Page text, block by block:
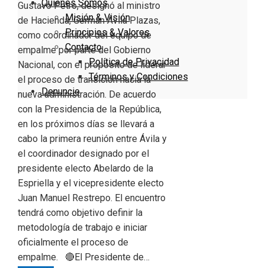
Quienes Somos
Misión & Visión
Principios & Valores
Contacto
Política de Privacidad
Términos y Condiciones
Denuncie
Gustavo Petro, designó al ministro
de Hacienda, Germán Ávila Plazas,
como coordinador del equipo de
empalme por parte del Gobierno
Nacional, con el propósito de liderar
el proceso de transición hacia la
nueva administración. De acuerdo
con la Presidencia de la República,
en los próximos días se llevará a
cabo la primera reunión entre Ávila y
el coordinador designado por el
presidente electo Abelardo de la
Espriella y el vicepresidente electo
Juan Manuel Restrepo. El encuentro
tendrá como objetivo definir la
metodología de trabajo e iniciar
oficialmente el proceso de
empalme. 🔴El Presidente de…